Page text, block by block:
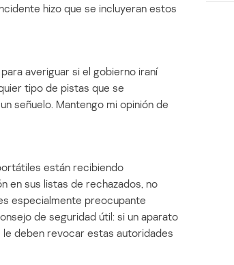
hizo que se incluyeran estos
averiguar si el gobierno iraní
tipo de pistas que se
señuelo. Mantengo mi opinión de
están recibiendo
en sus listas de rechazados, no
especialmente preocupante
de seguridad útil: si un aparato
deben revocar estas autoridades